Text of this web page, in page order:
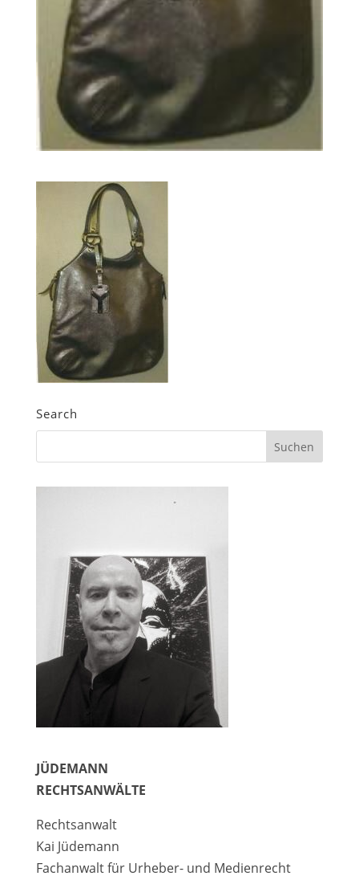
Search
JÜDEMANN
RECHTSANWÄLTE
Rechtsanwalt
Kai Jüdemann
Fachanwalt für Urheber- und Medienrecht